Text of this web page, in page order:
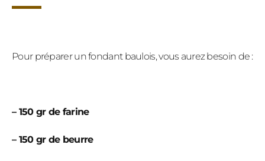
Pour préparer un fondant baulois, vous aurez besoin de :
– 150 gr de farine
– 150 gr de beurre